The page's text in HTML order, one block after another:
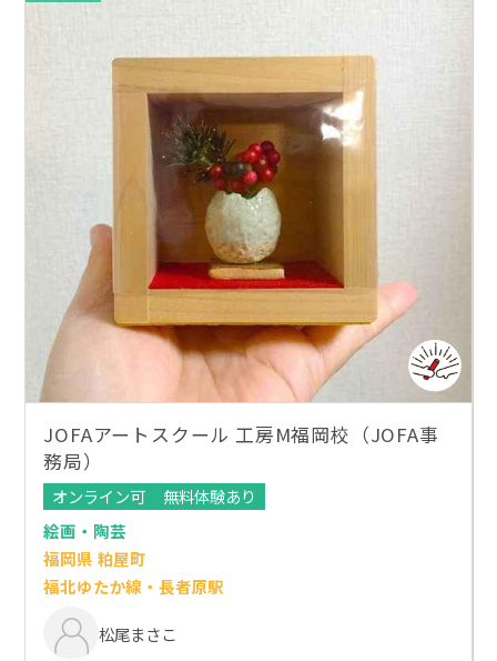
JOFAアートスクール 工房M福岡校（JOFA事
務局）
オンライン可
無料体験あり
絵画・陶芸
福岡県 粕屋町
福北ゆたか線・長者原駅
松尾まさこ